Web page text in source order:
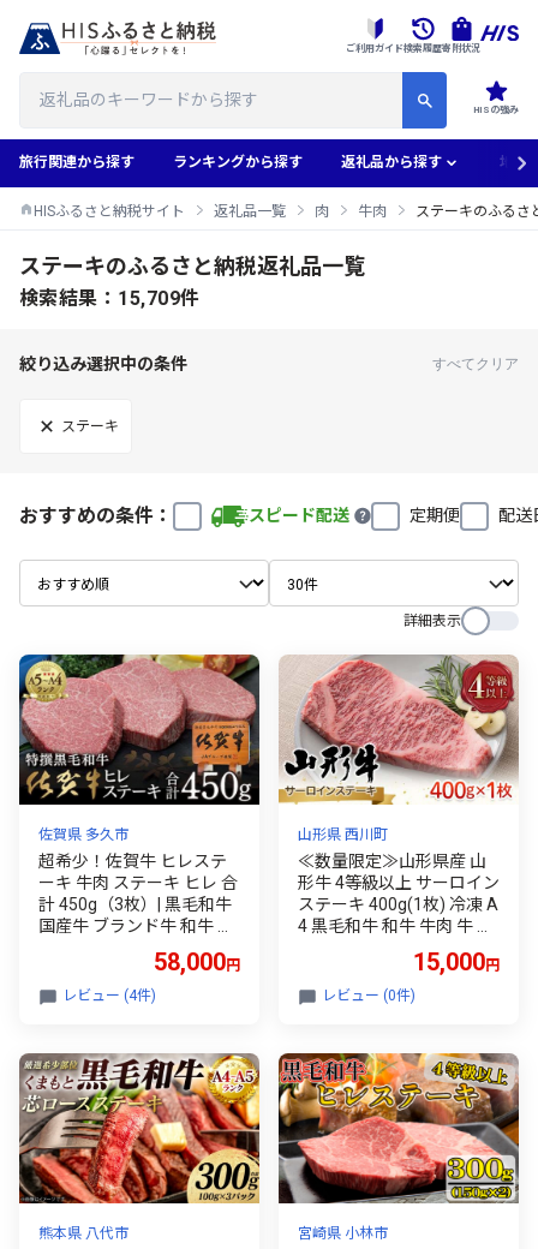
HISの強み
ご利用ガイド検索履歴寄附状況
旅行関連から探す ランキングから探す 返礼品から探す 地域
HISふるさと納税サイト 返礼品一覧 肉 牛肉 ステーキのふるさ
ステーキのふるさと納税返礼品一覧
検索結果：15,709件
絞り込み選択中の条件 すべてクリア
ステーキ
おすすめの条件： スピード配送 定期便 配送
詳細表示
佐賀県 多久市
超希少！佐賀牛 ヒレステ
ーキ 牛肉 ステーキ ヒレ 合
計 450g（3枚）| 黒毛和牛
国産牛 ブランド牛 和牛 ヒ
お肉 牛肉 ギフト 贈答 贈答
用 人気 _e-23
58,000円
レビュー (4件)
山形県 西川町
≪数量限定≫山形県産 山
形牛 4等級以上 サーロイン
ステーキ 400g(1枚) 冷凍 A
4 黒毛和牛 和牛 牛肉 牛 肉
プレゼント 自宅 家庭 山形
県 西川町 月山 FYN6-087
15,000円
レビュー (0件)
熊本県 八代市 宮崎県 小林市